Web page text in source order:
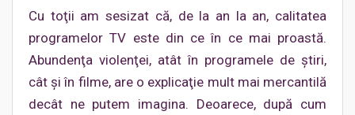
Cu toţii am sesizat că, de la an la an, calitatea
programelor TV este din ce în ce mai proastă.
Abundenţa violenţei, atât în programele de ştiri,
cât şi în filme, are o explicaţie mult mai mercantilă
decât ne putem imagina. Deoarece, după cum